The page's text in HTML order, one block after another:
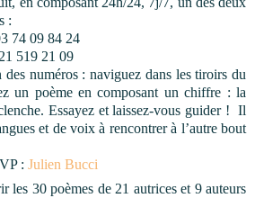
:
74 09 84 24
519 21 09
numéros : naviguez dans les tiroirs du
un poème en composant un chiffre : la
Essayez et laissez-vous guider !  Il
et de voix à rencontrer à l’autre bout
: Julien Bucci
les 30 poèmes de 21 autrices et 9 auteurs